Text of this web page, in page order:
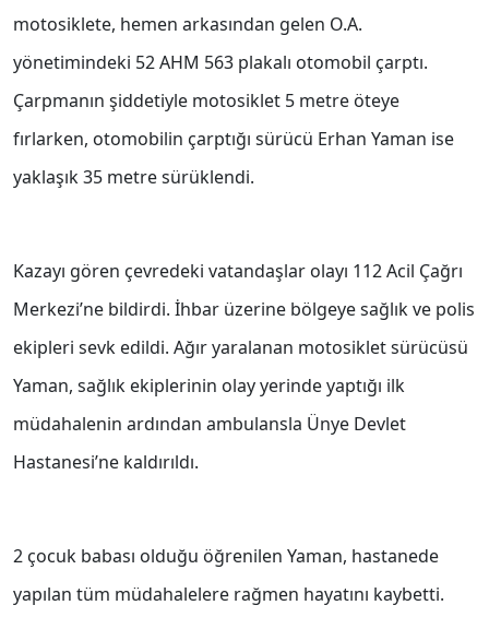
motosiklete, hemen arkasından gelen O.A.
yönetimindeki 52 AHM 563 plakalı otomobil çarptı.
Çarpmanın şiddetiyle motosiklet 5 metre öteye
fırlarken, otomobilin çarptığı sürücü Erhan Yaman ise
yaklaşık 35 metre sürüklendi.
Kazayı gören çevredeki vatandaşlar olayı 112 Acil Çağrı
Merkezi’ne bildirdi. İhbar üzerine bölgeye sağlık ve polis
ekipleri sevk edildi. Ağır yaralanan motosiklet sürücüsü
Yaman, sağlık ekiplerinin olay yerinde yaptığı ilk
müdahalenin ardından ambulansla Ünye Devlet
Hastanesi’ne kaldırıldı.
2 çocuk babası olduğu öğrenilen Yaman, hastanede
yapılan tüm müdahalelere rağmen hayatını kaybetti.